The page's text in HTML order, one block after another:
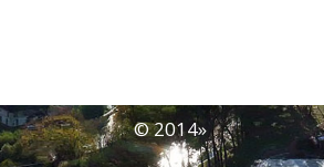
© 2014»